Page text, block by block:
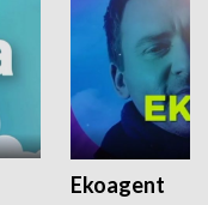
Ekoagent